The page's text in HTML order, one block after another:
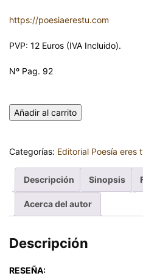
https://poesiaerestu.com
PVP: 12 Euros (IVA Incluido).
Nº Pag. 92
Añadir al carrito
Categorías: Editorial Poesía eres
Descripción Sinopsis
Acerca del autor
Descripción
RESEÑA: